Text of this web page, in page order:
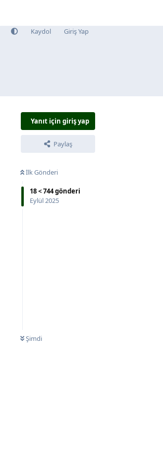
Kaydol Giriş Yap
Yanıt için giriş yap
Paylaş
İlk Gönderi
18<744gönderi
Eylül 2025
Şimdi